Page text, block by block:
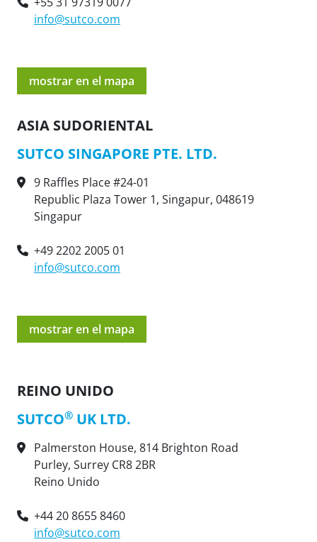
info@sutco.com
mostrar en el mapa
ASIA SUDORIENTAL
SUTCO SINGAPORE PTE. LTD.
9 Raffles Place #24-01
Republic Plaza Tower 1, Singapur, 048619
Singapur
+49 2202 2005 01
info@sutco.com
mostrar en el mapa
REINO UNIDO
SUTCO® UK LTD.
Palmerston House, 814 Brighton Road
Purley, Surrey CR8 2BR
Reino Unido
+44 20 8655 8460
info@sutco.com